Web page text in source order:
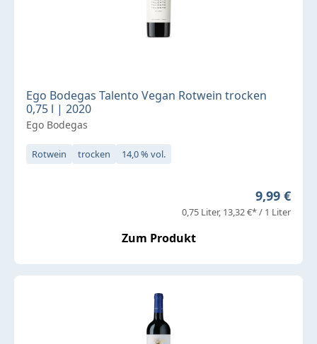
Ego Bodegas Talento Vegan Rotwein trocken
0,75 l | 2020
Ego Bodegas
Rotwein trocken 14,0 % vol.
Regulärer
9,99 €
0,75 Liter 13,32 €* / 1 Liter
Zum Produkt